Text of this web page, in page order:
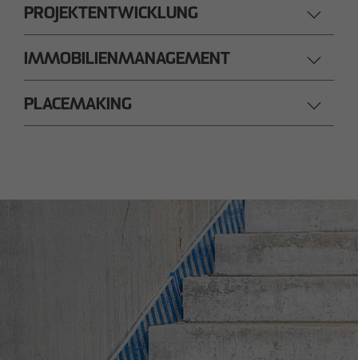
PROJEKTENTWICKLUNG
Holger Fieseler Holger Oberhauser
Geschäftsführer
IMMOBILIENMANAGEMENT
PLACEMAKING
Geschäftsführer Betrieb
Marc Hoischen
Geschäftsführer Betrieb